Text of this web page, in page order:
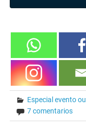
Especial evento
7 comentarios